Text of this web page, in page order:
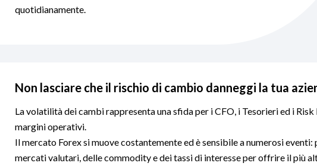
quotidianamente.
Non lasciare che il rischio di cambio danneggi la tua
La volatilità dei cambi rappresenta una sfida per i CFO, i Tesorieri ed i
margini operativi.
Il mercato Forex si muove costantemente ed è sensibile a numerosi
mercati valutari, delle commodity e dei tassi di interesse per offrire il più